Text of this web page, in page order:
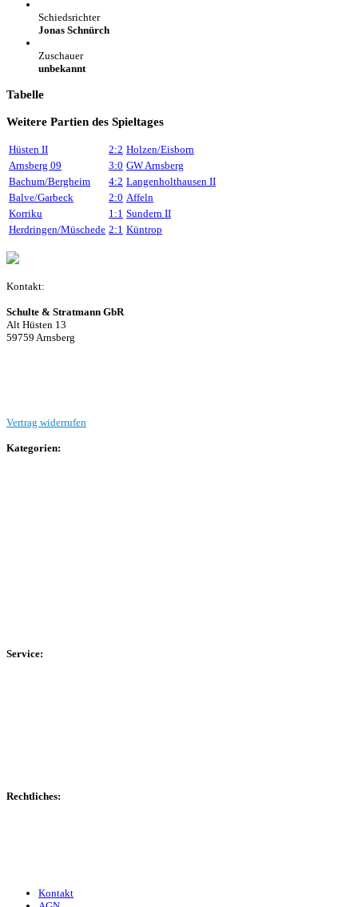
Schiedsrichter
Jonas Schnürch
Zuschauer
unbekannt
Tabelle
Weitere Partien des Spieltages
Hüsten II 2:2 Holzen/Eisborn
Arnsberg 09
3:0 GW Arnsberg
Bachum/Bergheim
4:2 Langenholthausen II
Balve/Garbeck
2:0 Affeln
Korriku
1:1 Sundern II
Herdringen/Müschede 2:1 Küntrop
Kontakt:
Schulte & Stratmann GbR
Alt Hüsten 13
59759 Arnsberg
Vertrag widerrufen
Kategorien:
Service:
Rechtliches:
Kontakt